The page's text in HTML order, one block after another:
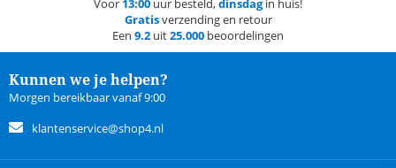
Voor 13:00 uur besteld,dinsdagin huis!
Gratisverzending en retour
Een 9.2 uit25.000 beoordelingen
Kunnen we je helpen?
Morgen bereikbaar vanaf 9:00
klantenservice@shop4.nl